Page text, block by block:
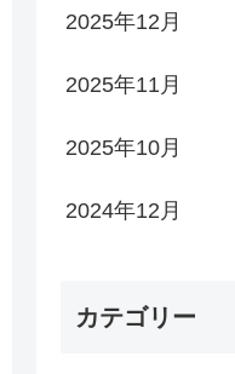
2025年12月
2025年11月
2025年10月
2024年12月
カテゴリー